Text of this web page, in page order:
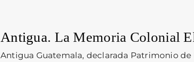
Antigua. La Memoria Colonial
Antigua Guatemala, declarada Patrimonio de